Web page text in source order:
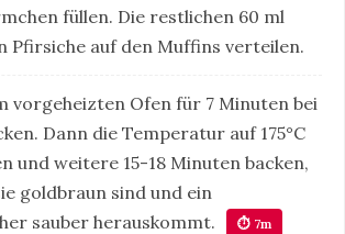
füllen. Die restlichen 60 ml
Pfirsiche auf den Muffins verteilen.
vorgeheizten Ofen für 7 Minuten bei
Dann die Temperatur auf 175°C
und weitere 15-18 Minuten backen,
goldbraun sind und ein
sauber herauskommt.
⏱ 7m